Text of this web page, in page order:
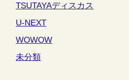
TSUTAYAディスカス
U-NEXT
WOWOW
未分類